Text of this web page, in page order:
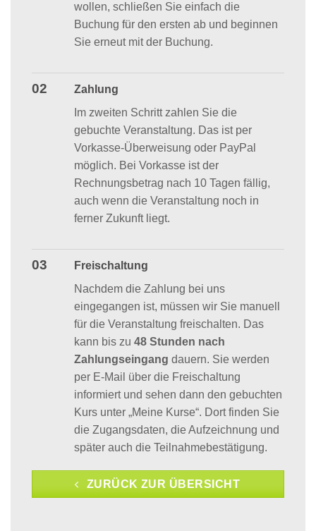
wollen, schließen Sie einfach die
Buchung für den ersten ab und beginnen
Sie erneut mit der Buchung.
02
Zahlung
Im zweiten Schritt zahlen Sie die
gebuchte Veranstaltung. Das ist per
Vorkasse-Überweisung oder PayPal
möglich. Bei Vorkasse ist der
Rechnungsbetrag nach 10 Tagen fällig,
auch wenn die Veranstaltung noch in
ferner Zukunft liegt.
03
Freischaltung
Nachdem die Zahlung bei uns
eingegangen ist, müssen wir Sie manuell
für die Veranstaltung freischalten. Das
kann bis zu 48 Stunden nach
Zahlungseingang dauern. Sie werden
per E-Mail über die Freischaltung
informiert und sehen dann den gebuchten
Kurs unter „Meine Kurse“. Dort finden Sie
die Zugangsdaten, die Aufzeichnung und
später auch die Teilnahmebestätigung.
ZURÜCK ZUR ÜBERSICHT